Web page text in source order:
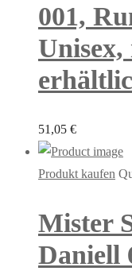
001,
Unisex,
51,05 €
Produkt kaufen
Mister
Daniell